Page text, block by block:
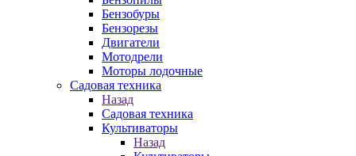
Бензобуры
Бензорезы
Двигатели
Мотодрели
Моторы лодочные
Садовая техника
Назад
Садовая техника
Культиваторы
Назад